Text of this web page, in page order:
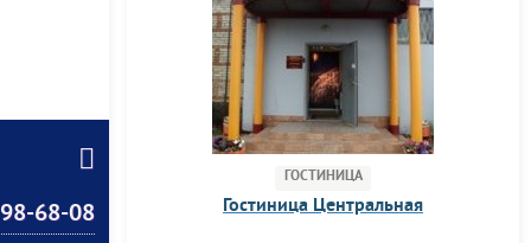
68-08
ГОСТИНИЦА
Гостиница Центральная